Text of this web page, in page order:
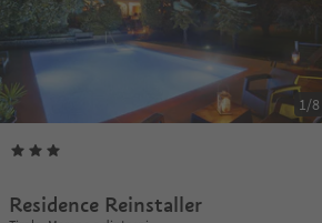
1/8
Residence Reinstaller